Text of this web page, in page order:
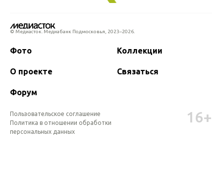
© Медиасток. Медиабанк Подмосковья, 2023–2026.
Фото Коллекции
О проекте Связаться
Форум
Пользовательское соглашение
Политика в отношении обработки
персональных данных
16+